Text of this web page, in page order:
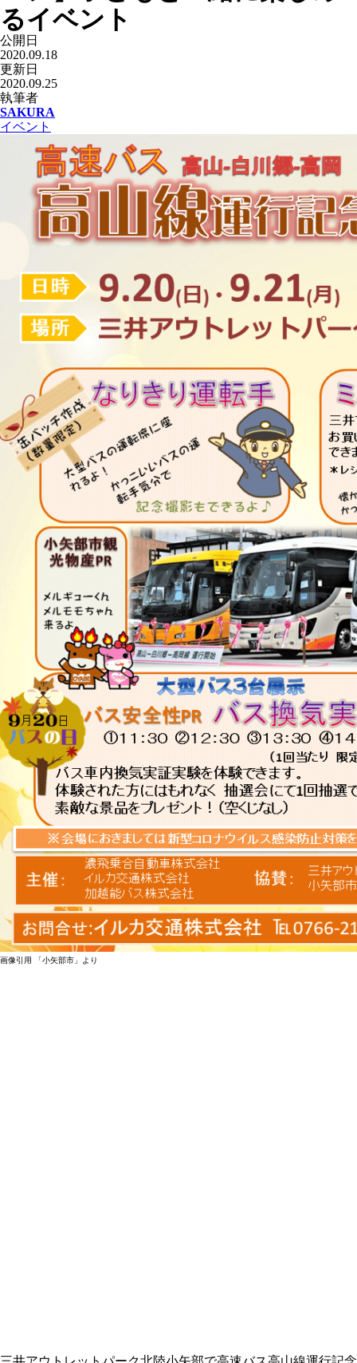
るイベント
公開日
2020.09.18
更新日
2020.09.25
執筆者
SAKURA
イベント
画像引用 「小矢部市」より